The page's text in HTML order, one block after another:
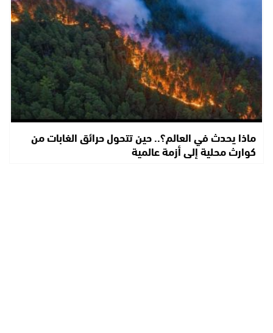
ماذا يحدث في العالم؟.. حين تتحول حرائق الغابات من
كوارث محلية إلى أزمة عالمية